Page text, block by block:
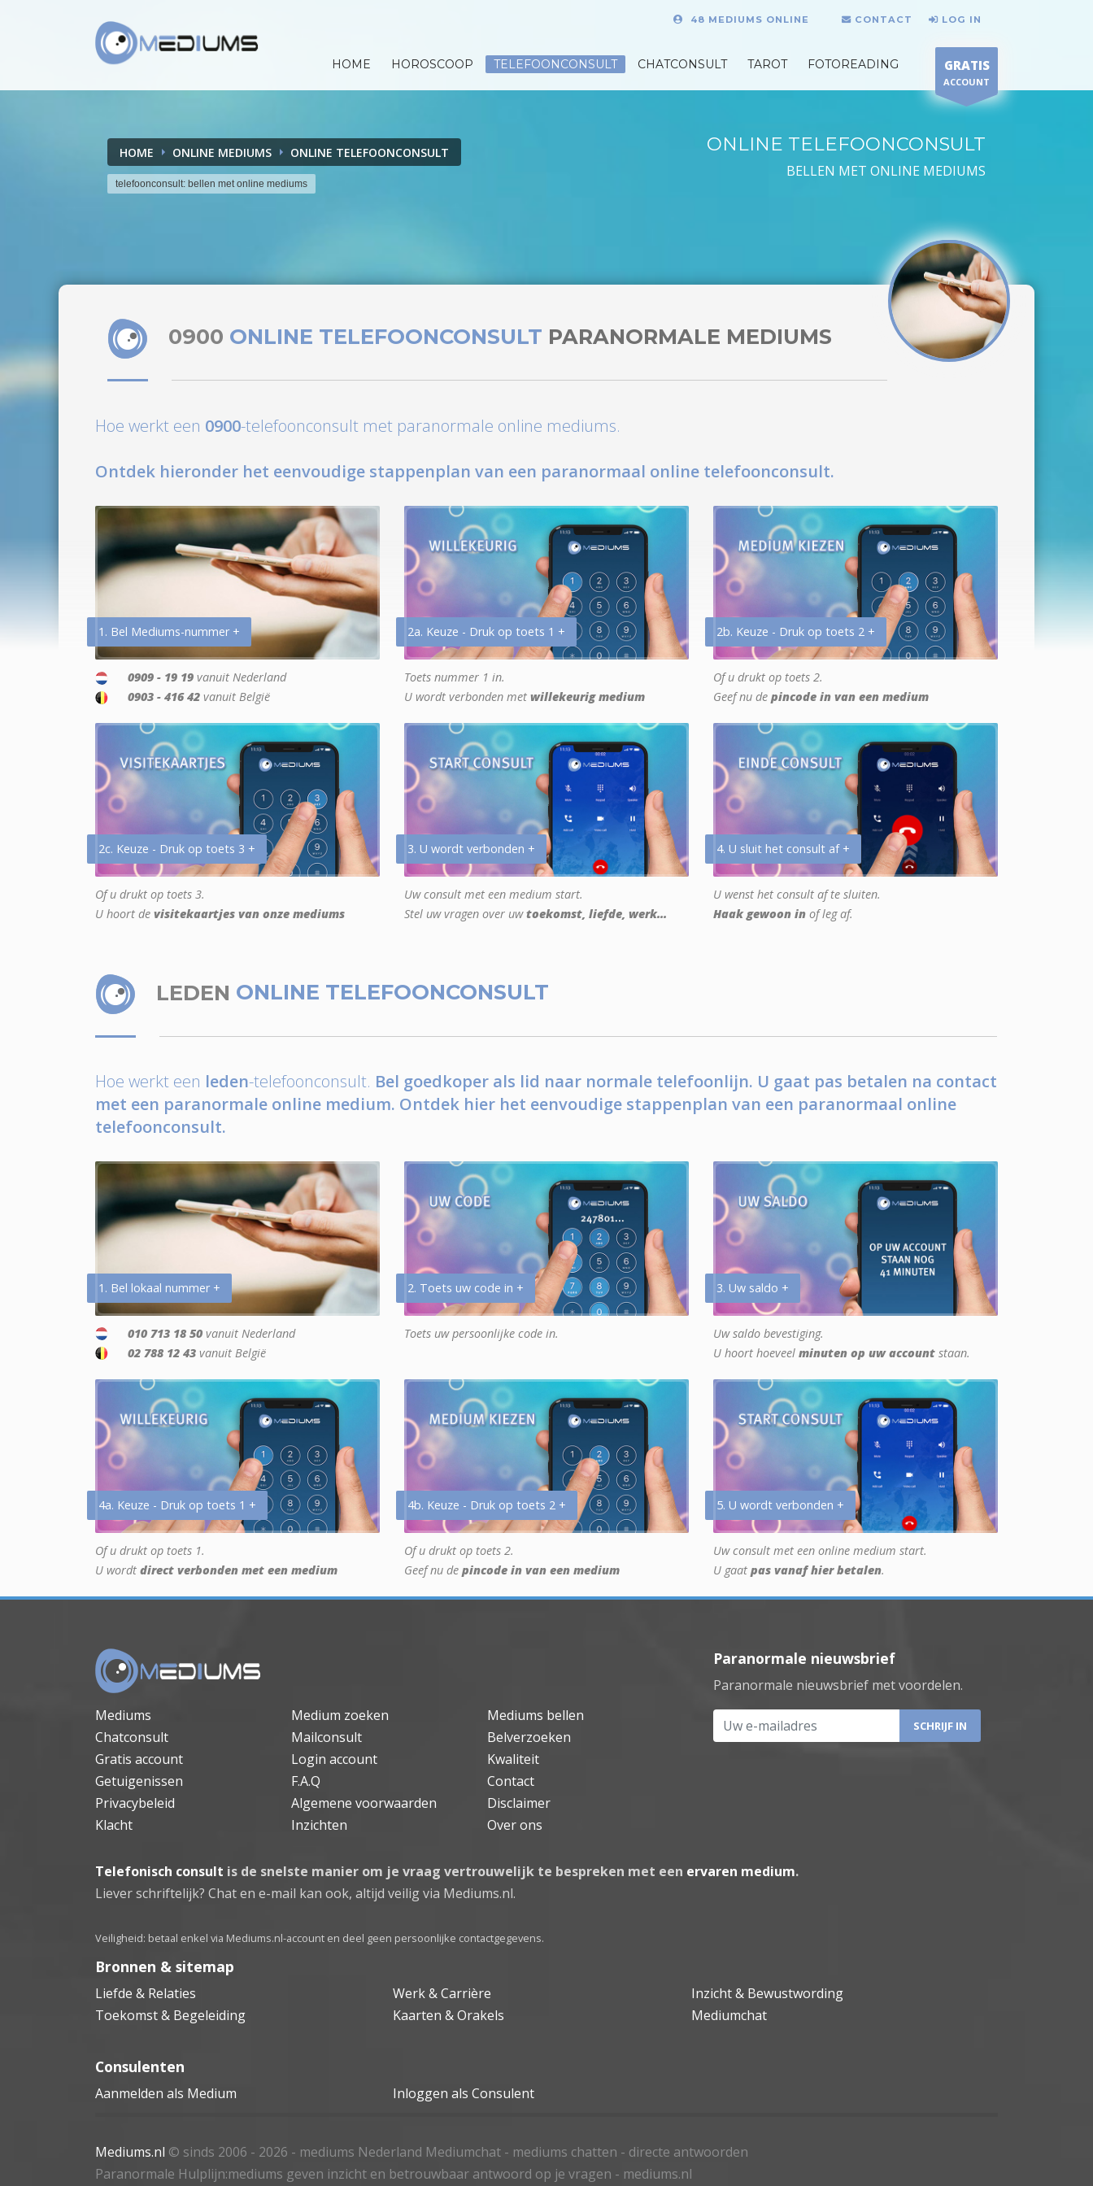
48 MEDIUMS ONLINE CONTACT LOG IN
HOME HOROSCOOP TELEFOONCONSULT CHATCONSULT TAROT FOTOREADING GRATIS
ACCOUNT
HOME ONLINE MEDIUMS ONLINE TELEFOONCONSULT
telefoonconsult: bellen met online mediums
ONLINE TELEFOONCONSULT
BELLEN MET ONLINE MEDIUMS
0900 ONLINE TELEFOONCONSULT PARANORMALE MEDIUMS
Hoe werkt een 0900-telefoonconsult met paranormale online mediums.
Ontdek hieronder het eenvoudige stappenplan van een paranormaal online telefoonconsult.
1. Bel Mediums-nummer +
0909 - 19 19 vanuit Nederland
0903 - 416 42 vanuit België
2a. Keuze - Druk op toets 1 +
Toets nummer 1 in.
U wordt verbonden met willekeurig medium
2b. Keuze - Druk op toets 2 +
Of u drukt op toets 2.
Geef nu de pincode in van een medium
2c. Keuze - Druk op toets 3 +
Of u drukt op toets 3.
U hoort de visitekaartjes van onze mediums
3. U wordt verbonden +
Uw consult met een medium start.
Stel uw vragen over uwtoekomst, liefde, werk...
4. U sluit het consult af +
U wenst het consult af te sluiten.
Haak gewoon in of leg af.
LEDEN ONLINE TELEFOONCONSULT
Hoe werkt een leden-telefoonconsult. Bel goedkoper als lid naar normale telefoonlijn. U gaat pas betalen na contact
met een paranormale online medium. Ontdek hier het eenvoudige stappenplan van een paranormaal online
telefoonconsult.
1. Bel lokaal nummer +
010 713 18 50 vanuit Nederland
02 788 12 43 vanuit België
2. Toets uw code in +
Toets uw persoonlijke code in.
3. Uw saldo +
Uw saldo bevestiging.
U hoort hoeveel minuten op uw account staan.
4a. Keuze - Druk op toets 1 +
Of u drukt op toets 1.
U wordt direct verbonden met een medium
4b. Keuze - Druk op toets 2 +
Of u drukt op toets 2.
Geef nu de pincode in van een medium
5. U wordt verbonden +
Uw consult met een online medium start.
U gaat pas vanaf hier betalen.
Mediums Medium zoeken
Mediums bellen
Chatconsult
Mailconsult
Belverzoeken
Gratis account
Login account
Kwaliteit
Getuigenissen
F.A.Q
Contact
Privacybeleid
Algemene voorwaarden
Disclaimer
Klacht
Inzichten Over ons
Paranormale nieuwsbrief
Paranormale nieuwsbrief met voordelen.
Uw e-mailadres
Telefonisch consult is de snelste manier om je vraag vertrouwelijk te bespreken met een ervaren medium.
Liever schriftelijk? Chat en e-mail kan ook, altijd veilig via Mediums.nl.
Veiligheid: betaal enkel via Mediums.nl-account en deel geen persoonlijke contactgegevens.
Bronnen & sitemap
Liefde & Relaties Werk & Carrière
Inzicht & Bewustwording
Toekomst & Begeleiding
Kaarten & Orakels Mediumchat
Consulenten
Aanmelden als Medium Inloggen als Consulent
Mediums.nl © sinds 2006 - 2026 - mediums Nederland Mediumchat - mediums chatten - directe antwoorden
Paranormale Hulplijn:mediums geven inzicht en betrouwbaar antwoord op je vragen - mediums.nl